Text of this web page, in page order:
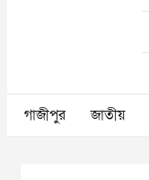
গাজীপুর জাতীয়